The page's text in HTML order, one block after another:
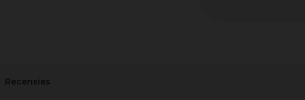
Recensies